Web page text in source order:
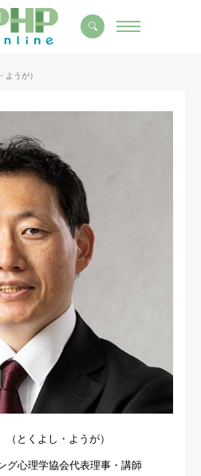
ようが）
（とくよし・ようが）
グ心理学協会代表理事・講師